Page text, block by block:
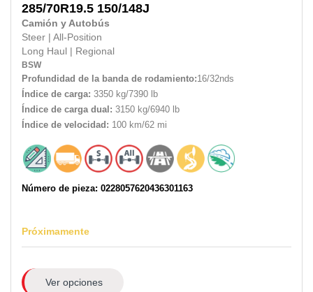
285/70R19.5 150/148J
Camión y Autobús
Steer
All-Position
Long Haul
Regional
BSW
Profundidad de la banda de rodamiento:16/32nds
Índice de carga: 3350 kg/7390 lb
Índice de carga dual: 3150 kg/6940 lb
Índice de velocidad: 100 km/62 mi
Número de pieza: 0228057620436301163
Próximamente
Ver opciones